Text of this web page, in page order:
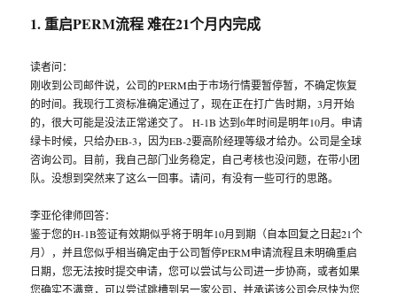
1. 重启PERM流程 难在21个月内完成
读者问：
刚收到公司邮件说，公司的PERM由于市场行情要暂停暂，不确定恢复
的时间。我现行工资标准确定通过了，现在正在打广告时期，3月开始
的，很大可能是没法正常递交了。 H-1B 达到6年时间是明年10月。申请
绿卡时候，只给办EB-3，因为EB-2要高阶经理等级才给办。公司是全球
咨询公司。目前，我自己部门业务稳定，自己考核也没问题，在带小团
队。没想到突然来了这么一回事。请问，有没有一些可行的思路。
李亚伦律师回答：
鉴于您的H-1B签证有效期似乎将于明年10月到期（自本回复之日起21个
月），并且您似乎相当确定由于公司暂停PERM申请流程且未明确重启
日期，您无法按时提交申请，您可以尝试与公司进一步协商，或者如果
您确实不满意，可以尝试跳槽到另一家公司，并承诺该公司会尽快为您